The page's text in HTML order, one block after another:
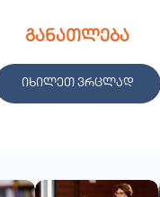
განათლება
იხილეთ ვრცლად